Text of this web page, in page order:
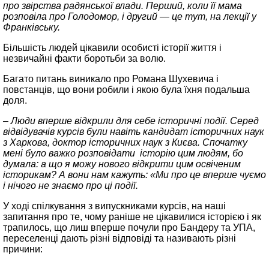
про звірства радянської влади. Перший, коли її мама
розповіла про Голодомор, і другий — це тут, на лекції у
Франківську.
Більшість людей цікавили особисті історії життя і
незвичайні факти боротьби за волю.
Багато питань виникало про Романа Шухевича і
повстанців, що вони робили і якою була їхня подальша
доля.
– Люди вперше відкрили для себе історичні події. Серед
відвідувачів курсів були навіть кандидат історичних наук
з Харкова, доктор історичних наук з Києва. Спочатку
мені було важко розповідати історію цим людям, бо
думала: а що я можу нового відкрити цим освіченим
історикам? А вони нам кажуть: «Ми про це вперше чуємо
і нічого не знаємо про ці події.
У ході спілкування з випускниками курсів, на наші
запитання про те, чому раніше не цікавилися історією і як
трапилось, що лиш вперше почули про Бандеру та УПА,
переселенці дають різні відповіді та називають різні
причини: